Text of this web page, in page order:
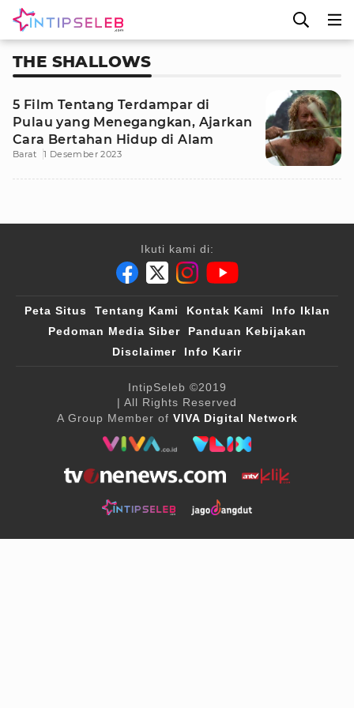
THE SHALLOWS
5 Film Tentang Terdampar di
Pulau yang Menegangkan, Ajarkan
Cara Bertahan Hidup di Alam
Barat 1 Desember 2023
Ikuti kami di:
Peta Situs Tentang Kami Kontak Kami
Info Iklan
Pedoman Media Siber
Panduan Kebijakan
Disclaimer
Info Karir
IntipSeleb ©2019
| All Rights Reserved
A Group Member of VIVA Digital Network